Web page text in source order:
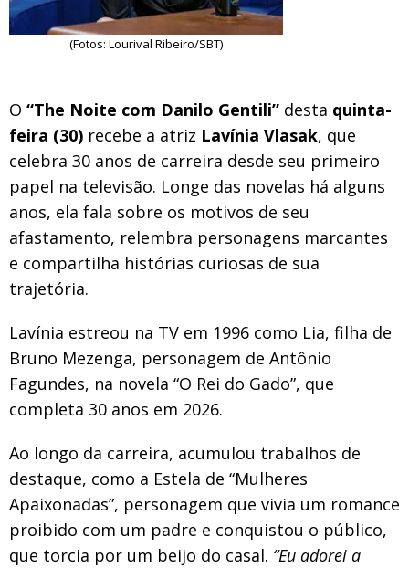
(Fotos: Lourival Ribeiro/SBT)
O “The Noite com Danilo Gentili” desta quinta-
feira (30) recebe a atriz Lavínia Vlasak, que
celebra 30 anos de carreira desde seu primeiro
papel na televisão. Longe das novelas há alguns
anos, ela fala sobre os motivos de seu
afastamento, relembra personagens marcantes
e compartilha histórias curiosas de sua
trajetória.
Lavínia estreou na TV em 1996 como Lia, filha de
Bruno Mezenga, personagem de Antônio
Fagundes, na novela “O Rei do Gado”, que
completa 30 anos em 2026.
Ao longo da carreira, acumulou trabalhos de
destaque, como a Estela de “Mulheres
Apaixonadas”, personagem que vivia um romance
proibido com um padre e conquistou o público,
que torcia por um beijo do casal. “Eu adorei a